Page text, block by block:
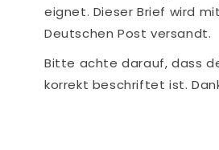
eignet. Dieser Brief wird
Deutschen Post versandt.
Bitte achte darauf, dass
korrekt beschriftet ist.